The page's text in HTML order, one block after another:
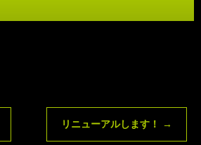
リニューアルします！ →